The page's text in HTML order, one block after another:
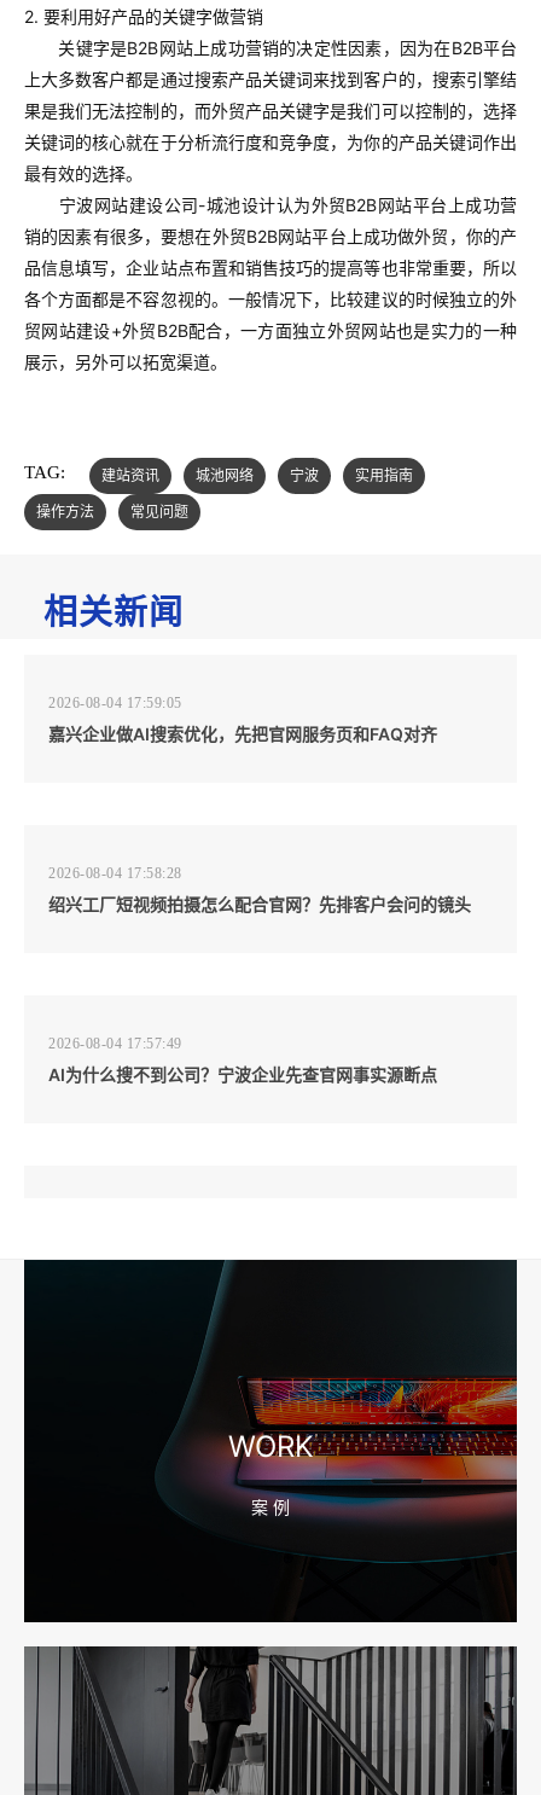
2. 要利用好产品的关键字做营销
关键字是B2B网站上成功营销的决定性因素，因为在B2B平台
上大多数客户都是通过搜索产品关键词来找到客户的，搜索引擎结
果是我们无法控制的，而外贸产品关键字是我们可以控制的，选择
关键词的核心就在于分析流行度和竞争度，为你的产品关键词作出
最有效的选择。
宁波网站建设公司-城池设计认为外贸B2B网站平台上成功营
销的因素有很多，要想在外贸B2B网站平台上成功做外贸，你的产
品信息填写，企业站点布置和销售技巧的提高等也非常重要，所以
各个方面都是不容忽视的。一般情况下，比较建议的时候独立的外
贸网站建设+外贸B2B配合，一方面独立外贸网站也是实力的一种
展示，另外可以拓宽渠道。
TAG: 建站资讯 城池网络 宁波
实用指南
操作方法
常见问题
相关新闻
2026-08-04 17:59:05
嘉兴企业做AI搜索优化，先把官网服务页和FAQ对齐
2026-08-04 17:58:28
绍兴工厂短视频拍摄怎么配合官网？先排客户会问的镜头
2026-08-04 17:57:49
AI为什么搜不到公司？宁波企业先查官网事实源断点
宁波高端网站建设公司推荐，移动端验收别放到最后
宁波网站建设报价怎么看？合同、源码和后台要先写清
2026-08-04 17:55:09
宁波制造业网站建设公司怎么选？先看产品询盘字段
WORK
案 例